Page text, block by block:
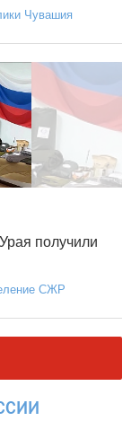
Чувашия
получили
СЖР